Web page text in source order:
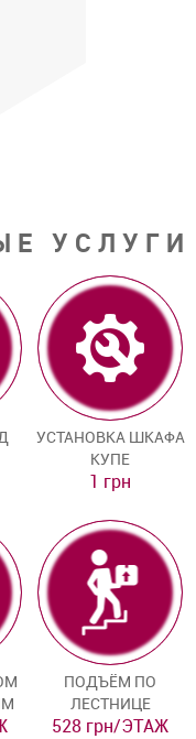
УСЛУГИ
УСТАНОВКА ШКАФА
КУПЕ
1 грн
ПОДЪЁМ ПО
ЛЕСТНИЦЕ
528 грн/ЭТАЖ